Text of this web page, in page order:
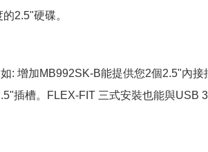
2.5"硬碟。
: 增加MB992SK-B能提供您2個2.5"內接
插槽。FLEX-FIT 三式安裝也能與USB